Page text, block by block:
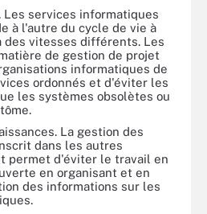
Les services informatiques
à l'autre du cycle de vie à
des vitesses différents. Les
de gestion de projet
informatiques de
ordonnés et d'éviter les
les systèmes obsolètes ou
La gestion des
dans les autres
permet d'éviter le travail en
en organisant et en
des informations sur les